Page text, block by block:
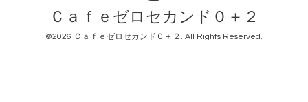
Ｃａｆｅゼロセカンド０＋２
©2026 Ｃａｆｅゼロセカンド０＋２ . All Rights Reserved.